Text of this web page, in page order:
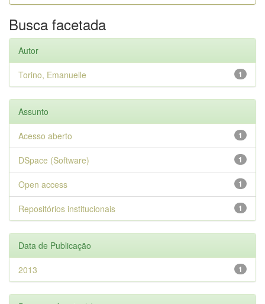
Busca facetada
Autor
1
Torino, Emanuelle
Assunto
1
Acesso aberto
1
DSpace (Software)
1
Open access
1
Repositórios institucionais
Data de Publicação
1
2013